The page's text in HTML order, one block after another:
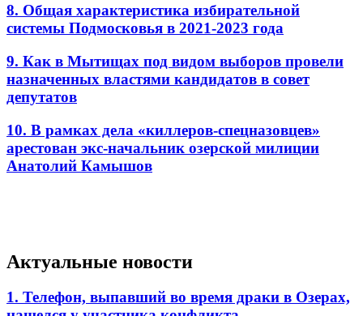
8. Общая характеристика избирательной
системы Подмосковья в 2021-2023 года
9. Как в Мытищах под видом выборов провели
назначенных властями кандидатов в совет
депутатов
10. В рамках дела «киллеров-спецназовцев»
арестован экс-начальник озерской милиции
Анатолий Камышов
Актуальные новости
1. Телефон, выпавший во время драки в Озерах,